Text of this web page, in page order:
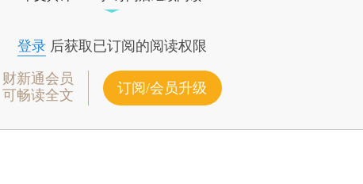
登录后获取已订阅的阅读权限
财新通会员
可畅读全文
订阅/会员升级